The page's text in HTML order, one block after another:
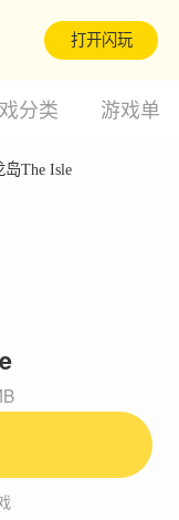
打开闪玩
分类 游戏单
岛The Isle